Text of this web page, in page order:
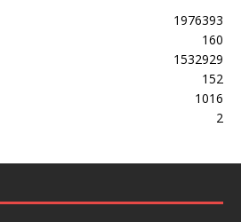
1976393
160
1532929
152
1016
2